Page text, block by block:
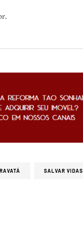
SALVAR VIDAS